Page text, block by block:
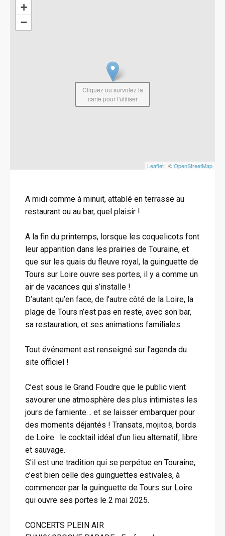
+
−
Leaflet | ©OpenStreetMap
Cliquez ou survolez la
carte pour l'utiliser
A midi comme à minuit, attablé en terrasse au
restaurant ou au bar, quel plaisir !
A la fin du printemps, lorsque les coquelicots font
leur apparition dans les prairies de Touraine, et
que sur les quais du fleuve royal, la guinguette de
Tours sur Loire ouvre ses portes, il y a comme un
air de vacances qui s’installe !
D’autant qu’en face, de l’autre côté de la Loire, la
plage de Tours n’est pas en reste, avec son bar,
sa restauration, et ses animations familiales.
Tout événement est renseigné sur l'agenda du
site officiel !
C’est sous le Grand Foudre que le public vient
savourer une atmosphère des plus intimistes les
jours de farniente… et se laisser embarquer pour
des moments déjantés ! Transats, mojitos, bords
de Loire : le cocktail idéal d’un lieu alternatif, libre
et sauvage.
S'il est une tradition qui se perpétue en Touraine,
c’est bien celle des guinguettes estivales, à
commencer par la guinguette de Tours sur Loire
qui ouvre ses portes le 2 mai 2025.
CONCERTS PLEIN AIR